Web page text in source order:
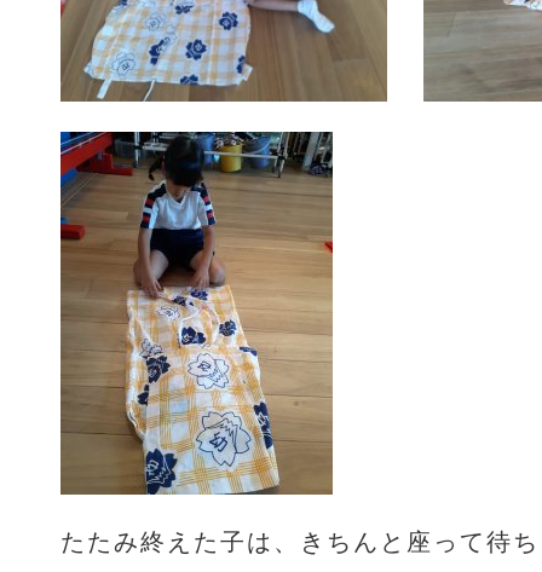
たたみ終えた子は、きちんと座って待